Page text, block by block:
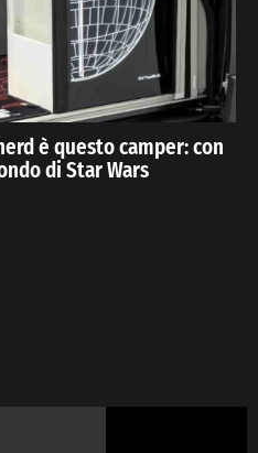
è questo camper: con
di Star Wars